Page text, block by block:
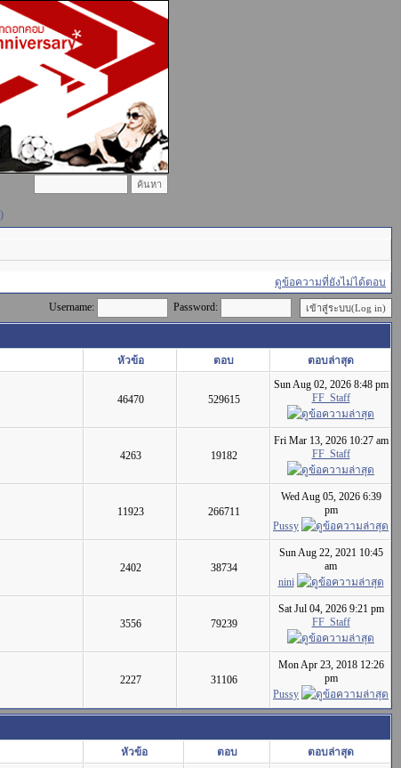
ดูข้อความที่ยังไม่ได้ตอบ
Username:
Password:
หัวข้อ ตอบ
ตอบล่าสุด
46470 529615
Sun Aug 02, 2026 8:48 pm
FF_Staff
4263 19182
Fri Mar 13, 2026 10:27 am
FF_Staff
11923 266711
Wed Aug 05, 2026 6:39
pm
Pussy
2402 38734
Sun Aug 22, 2021 10:45
am
nini
3556 79239
Sat Jul 04, 2026 9:21 pm
FF_Staff
2227 31106
Mon Apr 23, 2018 12:26
pm
Pussy
หัวข้อ ตอบ
ตอบล่าสุด